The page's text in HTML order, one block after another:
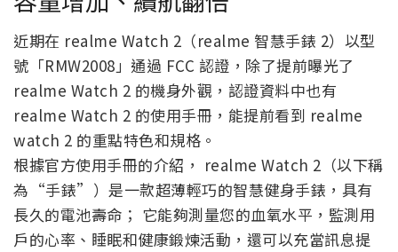
近期在 realme Watch 2（realme 智慧手錶 2）以型
號「RMW2008」通過 FCC 認證，除了提前曝光了
realme Watch 2 的機身外觀，認證資料中也有
realme Watch 2 的使用手冊，能提前看到 realme
watch 2 的重點特色和規格。
根據官方使用手冊的介紹， realme Watch 2（以下稱
為“手錶”）是一款超薄輕巧的智慧健身手錶，具有
長久的電池壽命； 它能夠測量您的血氧水平，監測用
戶的心率、睡眠和健康鍛煉活動，還可以充當訊息提